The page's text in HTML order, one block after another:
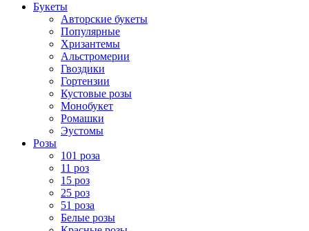
Букеты
Авторские букеты
Популярные
Хризантемы
Альстромерии
Гвоздики
Гортензии
Кустовые розы
Монобукет
Ромашки
Эустомы
Розы
101 роза
11 роз
15 роз
25 роз
51 роза
Белые розы